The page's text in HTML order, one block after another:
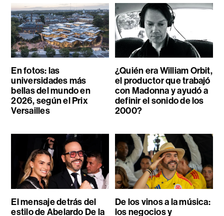
En fotos: las
universidades más
bellas del mundo en
2026, según el Prix
Versailles
¿Quién era William Orbit,
el productor que trabajó
con Madonna y ayudó a
definir el sonido de los
2000?
El mensaje detrás del
estilo de Abelardo De la
De los vinos a la música:
los negocios y